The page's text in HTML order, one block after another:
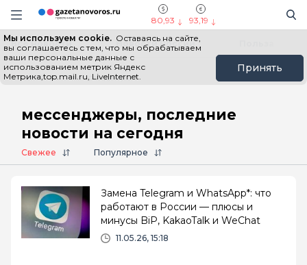
Информационный портал "ГазетаНоворос.ру"
Навигация сайта
80,93 93,19
Мы используем cookie. Оставаясь на сайте,
вы соглашаетесь с тем, что мы обрабатываем
ваши персональные данные с
использованием метрик Яндекс
Метрика,top.mail.ru, LiveInternet.
Принять
Все новости Новости России
Главная # мессенджеры
мессенджеры, последние
новости на сегодня
Свежее Популярное
Замена Telegram и WhatsApp*: что
работают в России — плюсы и
минусы BiP, KakaoTalk и WeChat
11.05.26, 15:18